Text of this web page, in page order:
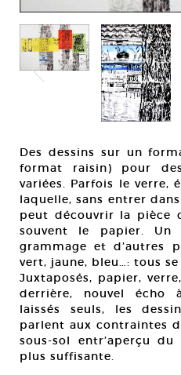
Des dessins sur un
format raisin) pour
variées. Parfois le verre,
laquelle, sans entrer
peut découvrir la pièce
souvent le papier.
grammage et d’autres
vert, jaune, bleu…: tous
Juxtaposés, papier,
derrière, nouvel écho
laissés seuls, les
parlent aux contraintes
sous-sol entr’aperçu
plus suffisante.